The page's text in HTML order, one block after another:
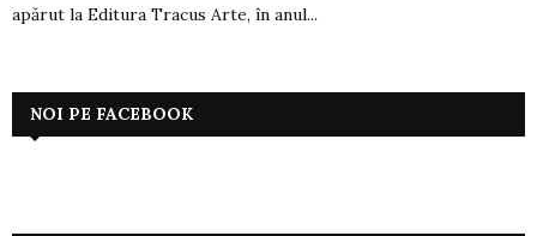
apărut la Editura Tracus Arte, în anul...
NOI PE FACEBOOK